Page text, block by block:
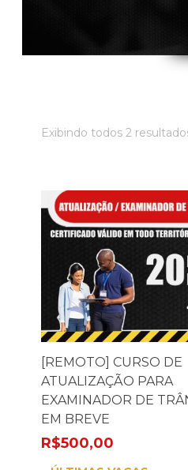
Exibindo todos 2
[REMOTO] CURSO DE
ATUALIZAÇÃO PARA
EXAMINADOR DE
EM BREVE
R$500,00